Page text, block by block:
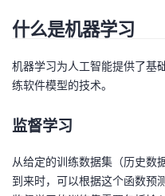
我
的
我
坛
圈
的
我
什么是机器学习
机器学习为人工智能提供了基
练软件模型的技术。
监督学习
从给定的训练数据集（历史数
到来时，可以根据这个函数预